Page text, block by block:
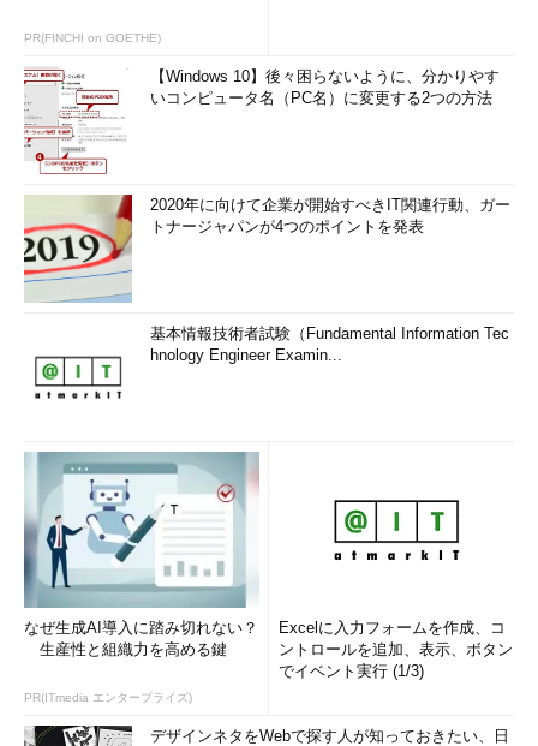
PR(FINCHI on GOETHE)
【Windows 10】後々困らないように、分かりやす
いコンピュータ名（PC名）に変更する2つの方法
2020年に向けて企業が開始すべきIT関連行動、ガー
トナージャパンが4つのポイントを発表
基本情報技術者試験（Fundamental Information Tec
hnology Engineer Examin...
なぜ生成AI導入に踏み切れない？
生産性と組織力を高める鍵
PR(ITmedia エンタープライズ)
Excelに入力フォームを作成、コ
ントロールを追加、表示、ボタン
でイベント実行 (1/3)
デザインネタをWebで探す人が知っておきたい、日